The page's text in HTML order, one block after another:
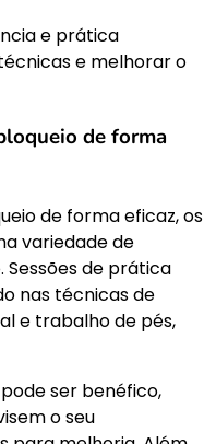
e prática
e melhorar o
de forma
de forma eficaz, os
variedade de
de prática
nas técnicas de
e trabalho de pés,
ser benéfico,
o seu